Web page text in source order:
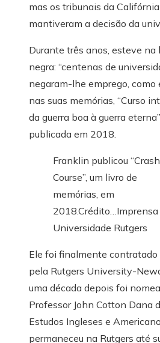
mas os tribunais da Califórnia
mantiveram a decisão da
Durante três anos, esteve na
negra: “centenas de
negaram-lhe emprego, como
nas suas memórias, “Curso
da guerra boa à guerra
publicada em 2018.
Franklin publicou “Crash
Course”, um livro de
memórias, em
2018.Crédito…
Universidade Rutgers
Ele foi finalmente
pela Rutgers University-
uma década depois foi
Professor John Cotton Dana
Estudos Ingleses e
permaneceu na Rutgers até